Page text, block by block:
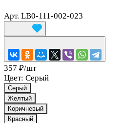
Арт. LB0-111-002-023
357 ₽/шт
Цвет: Серый
Серый
Желтый
Коричневый
Красный